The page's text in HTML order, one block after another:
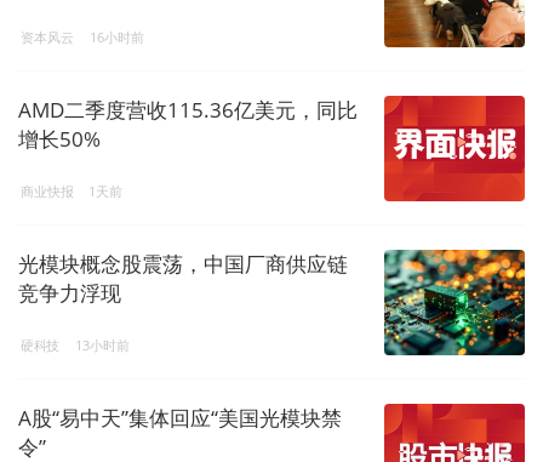
资本风云 16小时前
AMD二季度营收115.36亿美元，同比
增长50%
商业快报 1天前
光模块概念股震荡，中国厂商供应链
竞争力浮现
硬科技 13小时前
A股“易中天”集体回应“美国光模块禁
令”